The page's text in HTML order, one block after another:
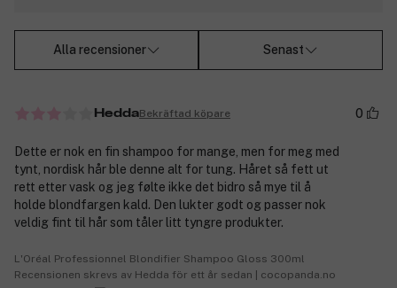
Alla recensioner Senast
HeddaBekräftad köpare 0
Dette er nok en fin shampoo for mange, men for meg med
tynt, nordisk hår ble denne alt for tung. Håret så fett ut
rett etter vask og jeg følte ikke det bidro så mye til å
holde blondfargen kald. Den lukter godt og passer nok
veldig fint til hår som tåler litt tyngre produkter.
L'Oréal Professionnel Blondifier Shampoo Gloss 300ml
Recensionen skrevs av Hedda för ett år sedan | cocopanda.no